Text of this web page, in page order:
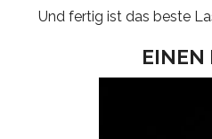
Und fertig ist das beste
EINEN